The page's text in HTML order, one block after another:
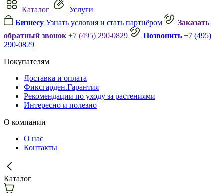
Каталог
Услуги
Бизнесу Узнать условия и стать партнёром
Заказать
обратный звонок +7 (495) 290-0829 Позвонить +7 (495)
290-0829
Покупателям
Доставка и оплата
Фиксгарден.Гарантия
Рекомендации по уходу за растениями
Интересно и полезно
О компании
О нас
Контакты
Каталог